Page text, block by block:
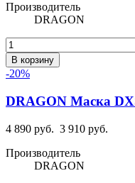
Производитель
DRAGON
В корзину
-20%
DRAGON Маска
4 890 руб. 3 910 руб.
Производитель
DRAGON